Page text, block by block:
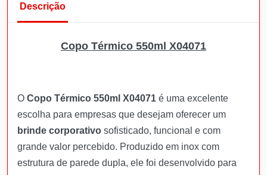
Descrição
Copo Térmico 550ml X04071
O Copo Térmico 550ml X04071 é uma excelente
escolha para empresas que desejam oferecer um
brinde corporativo sofisticado, funcional e com
grande valor percebido. Produzido em inox com
estrutura de parede dupla, ele foi desenvolvido para